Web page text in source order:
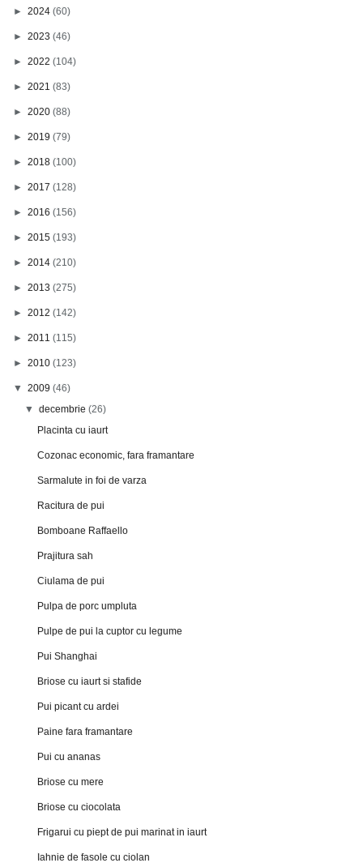
► 2024 (60)
► 2023 (46)
► 2022 (104)
► 2021 (83)
► 2020 (88)
► 2019 (79)
► 2018 (100)
► 2017 (128)
► 2016 (156)
► 2015 (193)
► 2014 (210)
► 2013 (275)
► 2012 (142)
► 2011 (115)
► 2010 (123)
▼ 2009 (46)
▼decembrie(26)
Placinta cu iaurt
Cozonac economic, fara framantare
Sarmalute in foi de varza
Racitura de pui
Bomboane Raffaello
Prajitura sah
Ciulama de pui
Pulpa de porc umpluta
Pulpe de pui la cuptor cu legume
Pui Shanghai
Briose cu iaurt si stafide
Pui picant cu ardei
Paine fara framantare
Pui cu ananas
Briose cu mere
Briose cu ciocolata
Frigarui cu piept de pui marinat in iaurt
Iahnie de fasole cu ciolan